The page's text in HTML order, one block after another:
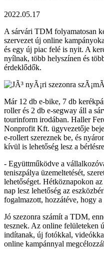
2022.05.17
A sárvári TDM folyamatosan
szervezet új online
és egy új piac felé is nyit. A
nyílnak, több helyszínen és
érdeklődők.
Már 12 db e-bike, 7 db
roller és 2 db e-segway áll a
tourinform irodában. Haller
Nonprofit Kft. ügyvezetője
e-rollert szereznek be, és
kívül is lehetőség lesz a
- Együttműködve a
teniszpálya üzemeltetését,
lehetőséget. Hétköznapokon
nap lesz lehetőség az
fogalmazott, hozzátéve, hogy
Jó szezonra számít a TDM,
tesznek. Az online felületeken
indítanak, új fotókkal,
online kampánnyal